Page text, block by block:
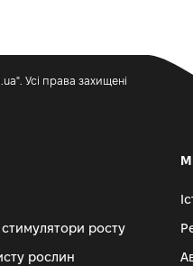
Усі права захищені
росту
рослин